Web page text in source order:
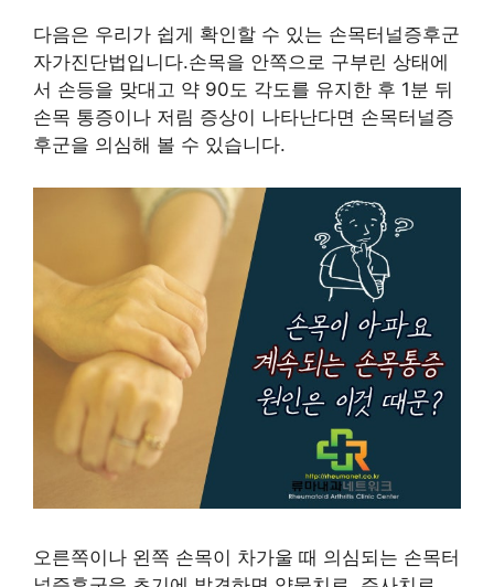
다음은 우리가 쉽게 확인할 수 있는 손목터널증후군
자가진단법입니다.손목을 안쪽으로 구부린 상태에
서 손등을 맞대고 약 90도 각도를 유지한 후 1분 뒤
손목 통증이나 저림 증상이 나타난다면 손목터널증
후군을 의심해 볼 수 있습니다.
오른쪽이나 왼쪽 손목이 차가울 때 의심되는 손목터